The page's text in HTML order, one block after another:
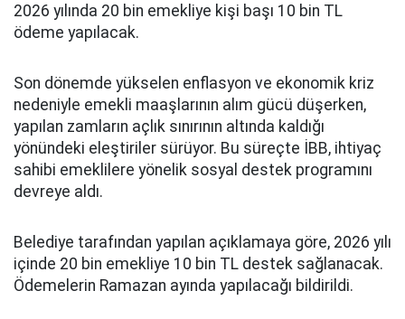
2026 yılında 20 bin emekliye kişi başı 10 bin TL
ödeme yapılacak.
Son dönemde yükselen enflasyon ve ekonomik kriz
nedeniyle emekli maaşlarının alım gücü düşerken,
yapılan zamların açlık sınırının altında kaldığı
yönündeki eleştiriler sürüyor. Bu süreçte İBB, ihtiyaç
sahibi emeklilere yönelik sosyal destek programını
devreye aldı.
Belediye tarafından yapılan açıklamaya göre, 2026 yılı
içinde 20 bin emekliye 10 bin TL destek sağlanacak.
Ödemelerin Ramazan ayında yapılacağı bildirildi.